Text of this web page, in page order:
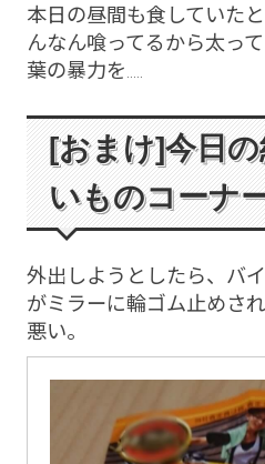
本日の昼間も食していた
んなん喰ってるから太っ
葉の暴力を.....
[おまけ]今日
いものコーナ
外出しようとしたら、バ
がミラーに輪ゴム止めさ
悪い。